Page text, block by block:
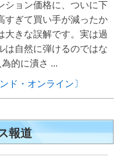
ション価格に、ついに下
すぎて買い手が減ったか
大きな誤解です。実は過
は自然に弾けるのではな
的に潰さ ...
ド・オンライン〕
報道